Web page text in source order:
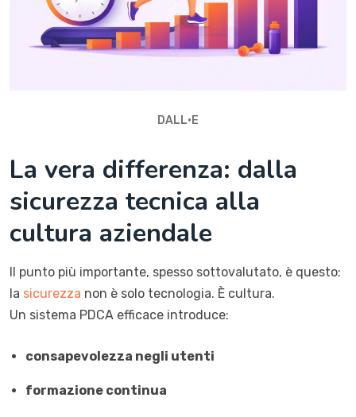
DALL•E
La vera differenza: dalla
sicurezza tecnica alla
cultura aziendale
Il punto più importante, spesso sottovalutato, è questo:
la sicurezza non è solo tecnologia. È cultura.
Un sistema PDCA efficace introduce:
consapevolezza negli utenti
formazione continua